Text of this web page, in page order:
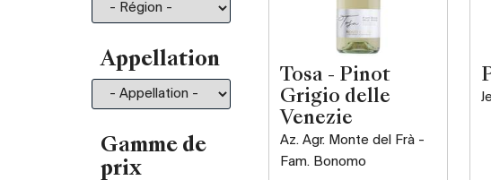
Appellation
Gamme de
prix
Tosa - Pinot
Grigio delle
Venezie
Az. Agr. Monte del Frà -
Fam. Bonomo